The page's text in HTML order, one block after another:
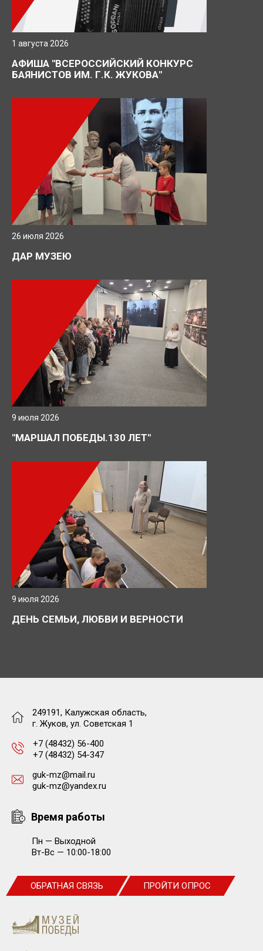
1 августа 2026
АФИША "ВСЕРОССИЙСКИЙ КОНКУРС
БАЯНИСТОВ ИМ. Г.К. ЖУКОВА"
26 июля 2026
ДАР МУЗЕЮ
9 июля 2026
"МАРШАЛ ПОБЕДЫ.130 ЛЕТ"
9 июля 2026
ДЕНЬ СЕМЬИ, ЛЮБВИ И ВЕРНОСТИ
249191, Калужская область,
г. Жуков, ул. Советская 1
+7 (48432) 56-400
+7 (48432) 54-347
guk-mz@mail.ru
guk-mz@yandex.ru
Время работы
Пн — Выходной
Вт-Вс — 10:00-18:00
ОБРАТНАЯ СВЯЗЬ ПРОЙТИ ОПРОС